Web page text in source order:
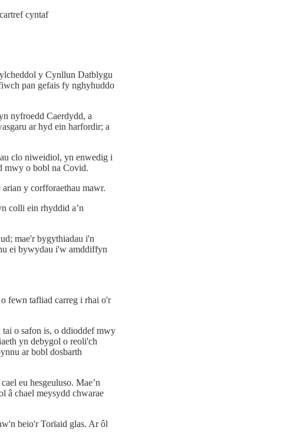
cyntaf
y Cynllun Datblygu
pan gefais fy nghyhuddo
nyfroedd Caerdydd, a
ar hyd ein harfordir; a
clo niweidiol, yn enwedig i
mwy o bobl na Covid.
y corfforaethau mawr.
colli ein rhyddid a’n
mae'r bygythiadau i'n
ei bywydau i'w amddiffyn
fewn tafliad carreg i rhai o'r
o safon is, o ddioddef mwy
yn debygol o reoli'ch
ar bobl dosbarth
eu hesgeuluso. Mae’n
â chael meysydd chwarae
beio'r Torïaid glas. Ar ôl